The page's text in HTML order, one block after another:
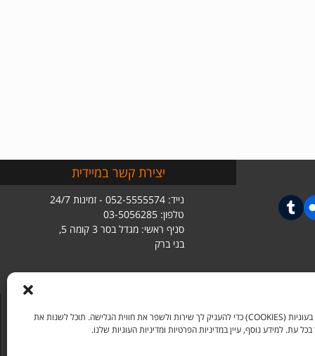
אנו משתמשים בעוגיות (COOKIES) כדי להעניק לך שירות ולשפר את חווית הגלישה. תוכל לשנות את
עת. למידע נוסף, עיין במדיניות הפרטיות ומדיניות העוגיות שלנו.
יצירת קשר במיידית
נייד: 052-5555574 - זמינות 24/7
טלפון: 03-5056285
סניף ראשי: מגדל בסר 3 קומה 5,
בני ברק